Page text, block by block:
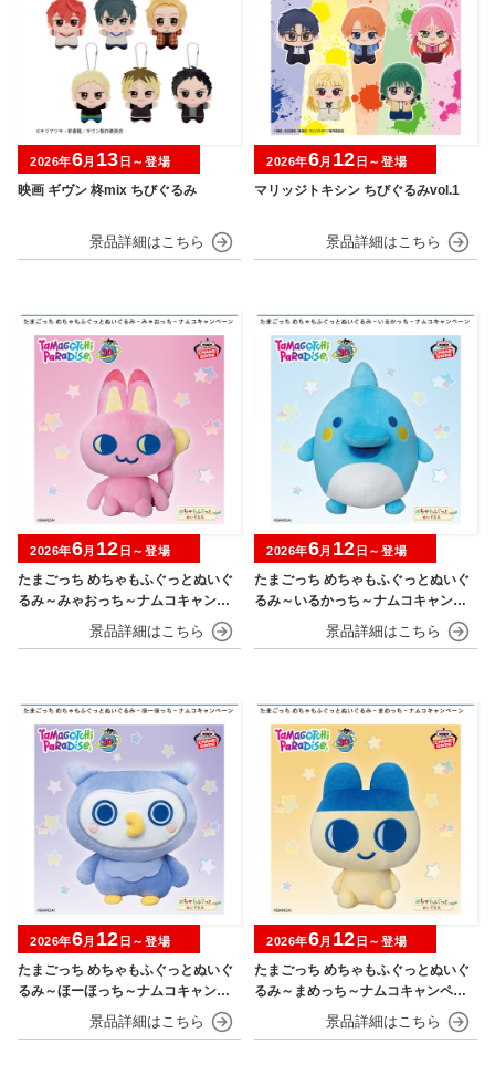
映画 ギヴン 柊mix ちびぐるみ
2026年6月 13 日～登場
マリッジトキシン ちびぐるみvol.1
2026年6月 12 日～登場
たまごっち めちゃもふぐっとぬいぐ
るみ～みゃおっち～ナムコキャンペ
2026年6月 12 日～登場
たまごっち めちゃもふぐっとぬいぐ
るみ～いるかっち～ナムコキャンペ
2026年6月 12 日～登場
たまごっち めちゃもふぐっとぬいぐ
るみ～ほーほっち～ナムコキャンペ
2026年6月 12 日～登場
たまごっち めちゃもふぐっとぬいぐ
るみ～まめっち～ナムコキャンペー
2026年6月 12 日～登場